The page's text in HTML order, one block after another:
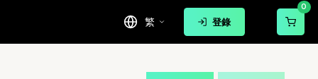
繁 登錄
0